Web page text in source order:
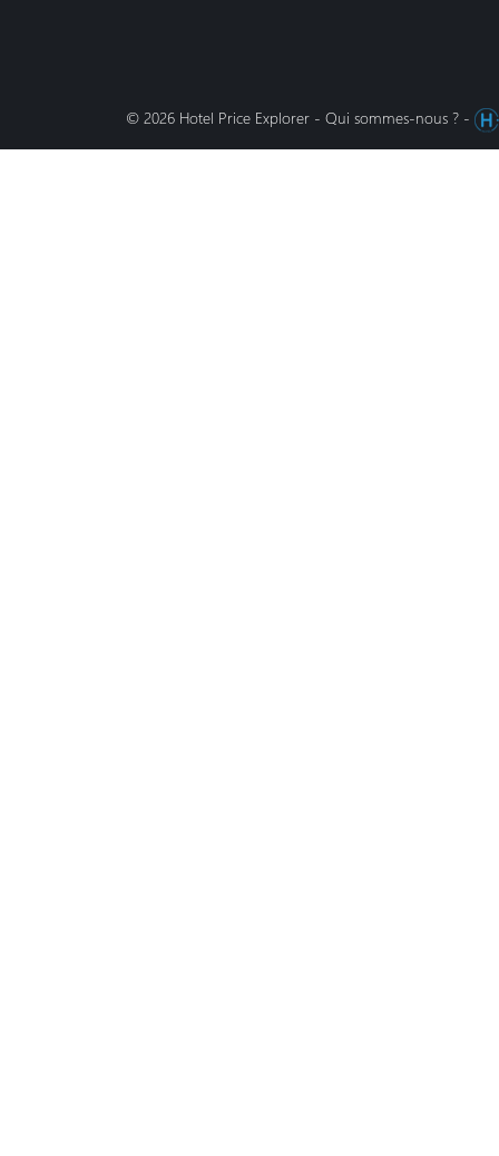
© 2026 Hotel Price Explorer - Qui sommes-nous ? -